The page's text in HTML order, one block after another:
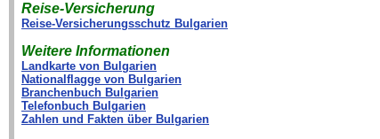
Reise-Versicherung
Reise-Versicherungsschutz Bulgarien
Weitere Informationen
Landkarte von Bulgarien
Nationalflagge von Bulgarien
Branchenbuch Bulgarien
Telefonbuch Bulgarien
Zahlen und Fakten über Bulgarien